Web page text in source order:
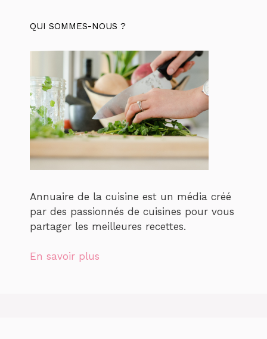
QUI SOMMES-NOUS ?
Annuaire de la cuisine est un média créé
par des passionnés de cuisines pour vous
partager les meilleures recettes.
En savoir plus